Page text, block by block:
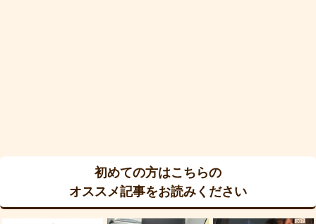
初めての方はこちらの
オススメ記事をお読みください